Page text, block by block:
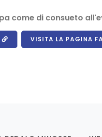
come di consueto
VISITA LA PAGINA